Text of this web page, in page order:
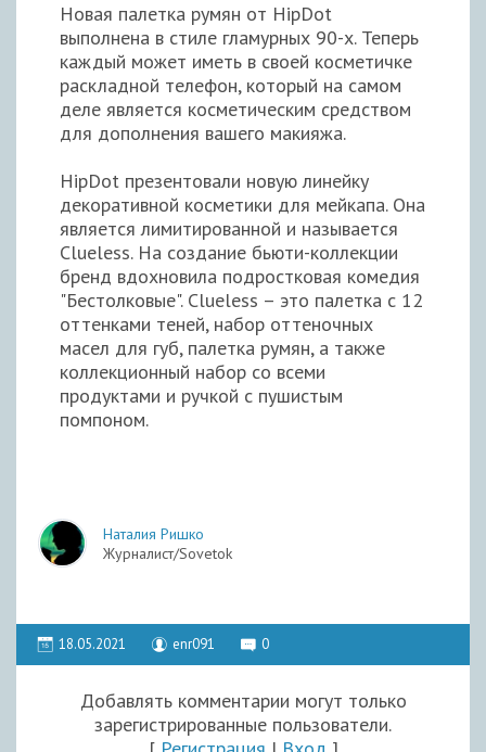
Новая палетка румян от HipDot
выполнена в стиле гламурных 90-х. Теперь
каждый может иметь в своей косметичке
раскладной телефон, который на самом
деле является косметическим средством
для дополнения вашего макияжа.
HipDot презентовали новую линейку
декоративной косметики для мейкапа. Она
является лимитированной и называется
Clueless. На создание бьюти-коллекции
бренд вдохновила подростковая комедия
"Бестолковые". Clueless – это палетка с 12
оттенками теней, набор оттеночных
масел для губ, палетка румян, а также
коллекционный набор со всеми
продуктами и ручкой с пушистым
помпоном.
Наталия Ришко
Журналист/Sovetok
18.05.2021 enr091 0
Добавлять комментарии могут только
зарегистрированные пользователи.